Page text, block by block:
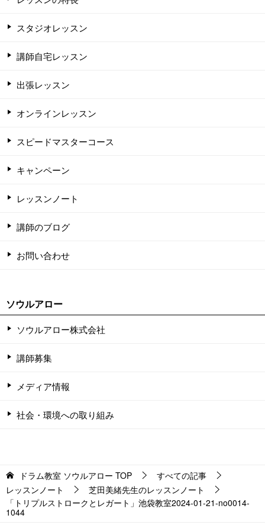
スタジオレッスン
講師自宅レッスン
出張レッスン
オンラインレッスン
スピードマスターコース
キャンペーン
レッスンノート
講師のブログ
お問い合わせ
ソウルアロー
ソウルアロー株式会社
講師募集
メディア情報
社会・環境への取り組み
ドラム教室 ソウルアロー TOP
すべての記事
レッスンノート
芝田美緒先生のレッスンノート
「トリプルストロークとレガート」池袋教室2024-01-21-no0014-
1044